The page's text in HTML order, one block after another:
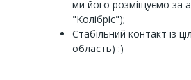
ми його розміщуємо за
"Колібріс");
Стабільний контакт із
область) :)